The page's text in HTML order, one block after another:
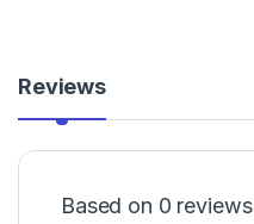
Reviews
Based on 0 reviews